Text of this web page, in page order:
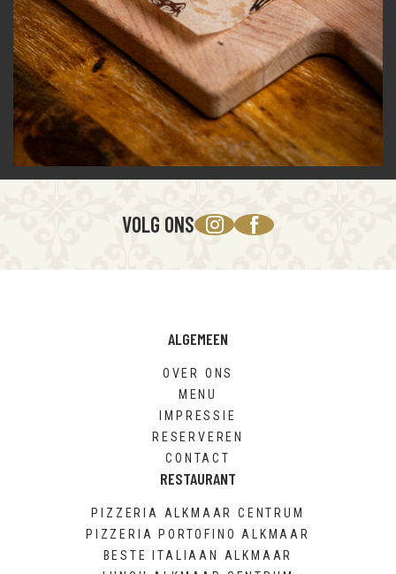
VOLG ONS
ALGEMEEN
OVER ONS
MENU
IMPRESSIE
RESERVEREN
CONTACT
RESTAURANT
PIZZERIA ALKMAAR CENTRUM
PIZZERIA PORTOFINO ALKMAAR
BESTE ITALIAAN ALKMAAR